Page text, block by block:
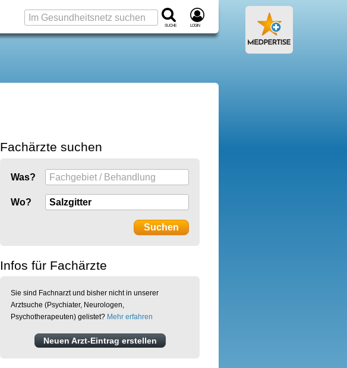
Suche Login
Fachärzte suchen
Was?
Wo?
Infos für Fachärzte
Sie sind Fachnarzt und bisher nicht in unserer
Arztsuche (Psychiater, Neurologen,
Psychotherapeuten) gelistet? Mehr erfahren
Neuen Arzt-Eintrag erstellen